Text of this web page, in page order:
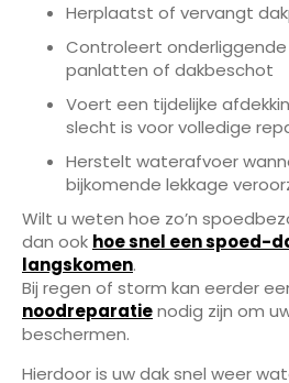
Herplaatst of vervangt
Controleert
panlatten of dakbeschot
Voert een tijdelijke
slecht is voor volledige
Herstelt waterafvoer
bijkomende lekkage
Wilt u weten hoe zo’n
dan ook hoe snel een spoed-
langskomen.
Bij regen of storm kan eerder
noodreparatienodig zijn om
beschermen.
Hierdoor is uw dak snel weer